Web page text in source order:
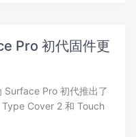
Pro 初代固件更
Surface Pro 初代推出了
Cover 2 和 Touch